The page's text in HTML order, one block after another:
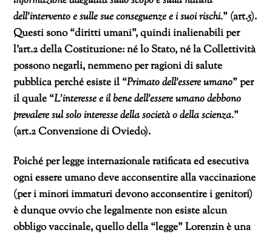
dell’intervento e sulle sue conseguenze e i suoi rischi.” (art.5).
Questi sono “diritti umani”, quindi inalienabili per
l’art.2 della Costituzione: né lo Stato, né la Collettività
possono negarli, nemmeno per ragioni di salute
pubblica perché esiste il “Primato dell’essere umano” per
il quale “L’interesse e il bene dell’essere umano debbono
prevalere sul solo interesse della società o della scienza.”
(art.2 Convenzione di Oviedo).
Poiché per legge internazionale ratificata ed esecutiva
ogni essere umano deve acconsentire alla vaccinazione
(per i minori immaturi devono acconsentire i genitori)
è dunque ovvio che legalmente non esiste alcun
obbligo vaccinale, quello della “legge” Lorenzin è una